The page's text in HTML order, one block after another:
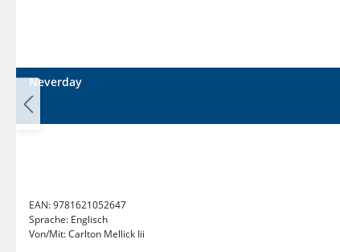
Neverday
EAN:9781621052647
Sprache: Englisch
Von/Mit:Carlton Mellick Iii